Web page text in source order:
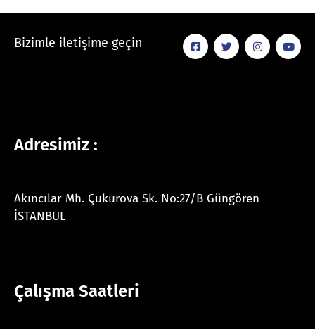
Bizimle iletişime geçin
Adresimiz :
Akıncılar Mh. Çukurova Sk. No:27/B Güngören
İSTANBUL
Çalışma Saatleri